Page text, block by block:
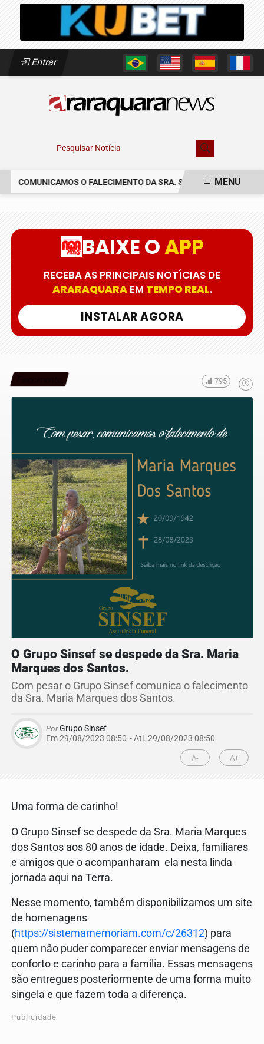
Entrar
Pesquisar Notícia
COMUNICAMOS O FALECIMENTO DA SRA. SUSETE SILVIAMENU
BAIXE OAPP
RECEBA AS PRINCIPAIS NOTÍCIAS DE
ARARAQUARAEM TEMPO REAL.
INSTALAR AGORA
795
O Grupo Sinsef se despede da Sra. Maria
Marques dos Santos.
Com pesar o Grupo Sinsef comunica o falecimento
da Sra. Maria Marques dos Santos.
PorGrupo Sinsef
Em 29/08/2023 08:50 - Atl. 29/08/2023 08:50
A- A+
Uma forma de carinho!
O Grupo Sinsef se despede da Sra. Maria Marques
dos Santos aos 80 anos de idade. Deixa, familiares
e amigos que o acompanharam ela nesta linda
jornada aqui na Terra.
Nesse momento, também disponibilizamos um site
de homenagens
(https://sistemamemoriam.com/c/26312) para
quem não puder comparecer enviar mensagens de
conforto e carinho para a família. Essas mensagens
são entregues posteriormente de uma forma muito
singela e que fazem toda a diferença.
Publicidade